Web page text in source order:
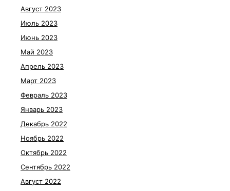
Август 2023
Июль 2023
Июнь 2023
Май 2023
Апрель 2023
Март 2023
Февраль 2023
Январь 2023
Декабрь 2022
Ноябрь 2022
Октябрь 2022
Сентябрь 2022
Август 2022